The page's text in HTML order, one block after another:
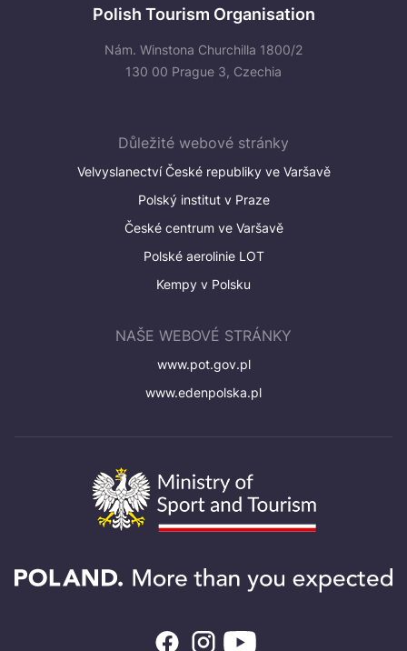
Polish Tourism Organisation
Nám. Winstona Churchilla 1800/2
130 00 Prague 3, Czechia
Důležité webové stránky
Velvyslanectví České republiky ve Varšavě
Polský institut v Praze
České centrum ve Varšavě
Polské aerolinie LOT
Kempy v Polsku
NAŠE WEBOVÉ STRÁNKY
www.pot.gov.pl
www.edenpolska.pl